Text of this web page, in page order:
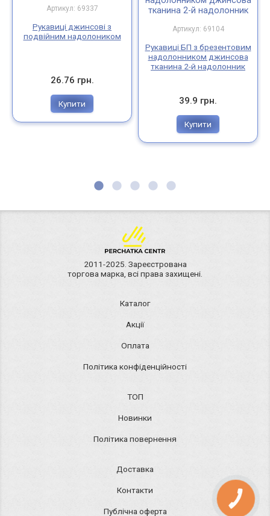
Артикул: 69337
Рукавиці джинсові з
подвійним надолоником
26.76 грн.
Купити
Артикул: 69104
Рукавиці БП з брезентовим
надолонником джинсова
тканина 2-й надолонник
39.9 грн.
Купити
2011-2025. Зареєстрована
торгова марка, всі права захищені.
Каталог
Акції
Оплата
Політика конфіденційності
ТОП
Новинки
Політика повернення
Доставка
Контакти
Публічна оферта
КНОПКА
ЗВ'ЯЗКУ